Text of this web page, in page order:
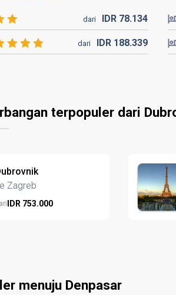
dari IDR 78.134
dari IDR 188.339
terpopuler dari
Zagreb
IDR 753.000
menuju Denpasar